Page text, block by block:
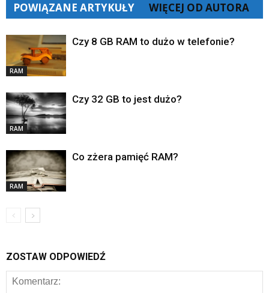
POWIĄZANE ARTYKUŁY WIĘCEJ OD AUTORA
RAM
Czy 8 GB RAM to dużo w telefonie?
RAM
Czy 32 GB to jest dużo?
RAM
Co zżera pamięć RAM?
ZOSTAW ODPOWIEDŹ